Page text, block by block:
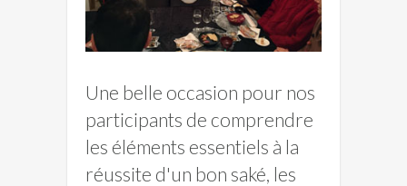
Une belle occasion pour nos
participants de comprendre
les éléments essentiels à la
réussite d'un bon saké, les